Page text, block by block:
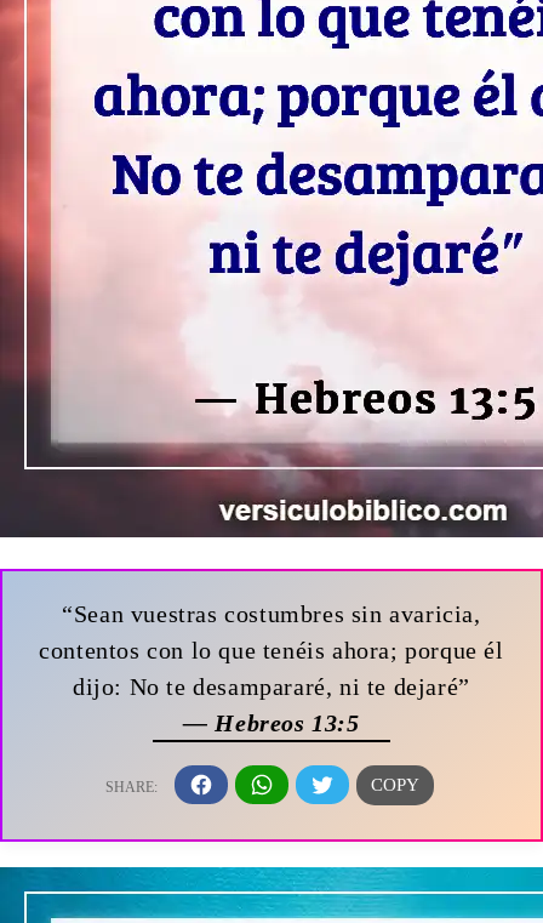
“Sean vuestras costumbres sin avaricia,
contentos con lo que tenéis ahora; porque él
dijo: No te desampararé, ni te dejaré”
— Hebreos 13:5